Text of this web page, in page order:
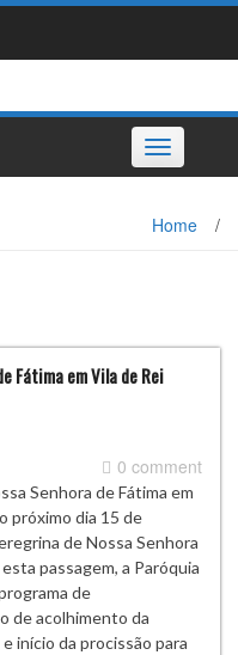
Toggle
navigation
Home /
Fátima em Vila de Rei
0 comment
Senhora de Fátima em
próximo dia 15 de
de Nossa Senhora
passagem, a Paróquia
de
de acolhimento da
início da procissão para